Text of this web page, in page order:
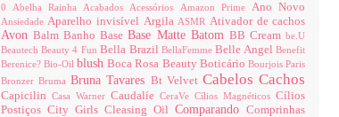
0 Abelha RainhaAcabadosAcessórios Amazon PrimeAno Novo
AnsiedadeAparelho invisível ArgilaASMR Ativador de cachos
Avon Balm BanhoBaseBase Matte Batom BB Creambe.U
Beautech Beauty 4 FunBella BrazilBellaFemmeBelle AngelBenefit
Berenice? Bio-Oil blushBoca Rosa Beauty BoticárioBourjois Paris
Bronzer BrumaBruna Tavares Bt Velvet CabelosCachos
Capicilin Casa Warner Caudalíe CeraVeCílios MagnéticosCílios
Postiços City Girls Cleasing OilComparandoComprinhas